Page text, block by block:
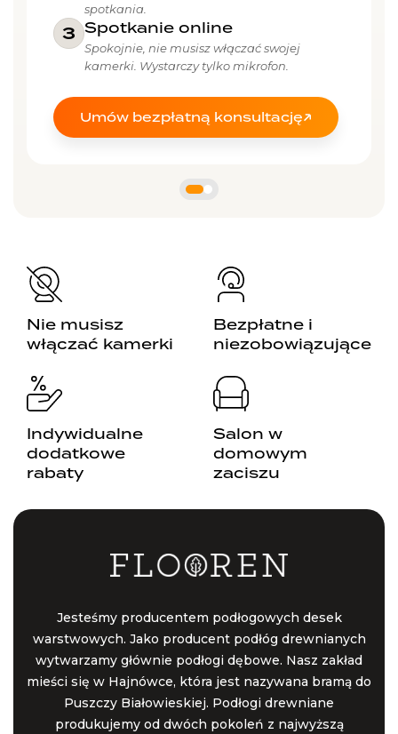
spotkania.
3 Spotkanie online
Spokojnie, nie musisz włączać swojej
kamerki. Wystarczy tylko mikrofon.
Umów bezpłatną konsultację
Nie musisz
włączać kamerki
Bezpłatne i
niezobowiązujące
Indywidualne
dodatkowe
rabaty
Salon w
domowym
zaciszu
Jesteśmy producentem podłogowych desek
warstwowych. Jako producent podłóg drewnianych
wytwarzamy głównie podłogi dębowe. Nasz zakład
mieści się w Hajnówce, która jest nazywana bramą do
Puszczy Białowieskiej. Podłogi drewniane
produkujemy od dwóch pokoleń z najwyższą